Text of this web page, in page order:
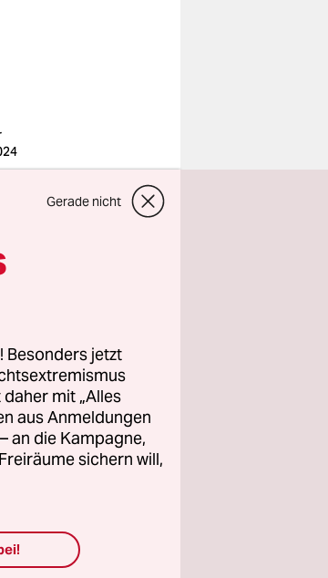
Gerade nicht
Besonders jetzt
mit „Alles
aus Anmeldungen
an die Kampagne,
sichern will,